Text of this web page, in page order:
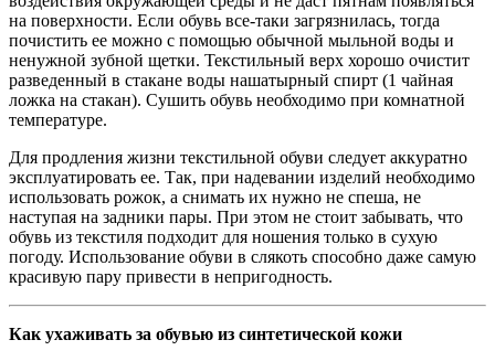
на поверхности. Если обувь все-таки загрязнилась, тогда
почистить ее можно с помощью обычной мыльной воды и
ненужной зубной щетки. Текстильный верх хорошо очистит
разведенный в стакане воды нашатырный спирт (1 чайная
ложка на стакан). Сушить обувь необходимо при комнатной
температуре.
Для продления жизни текстильной обуви следует аккуратно
эксплуатировать ее. Так, при надевании изделий необходимо
использовать рожок, а снимать их нужно не спеша, не
наступая на задники пары. При этом не стоит забывать, что
обувь из текстиля подходит для ношения только в сухую
погоду. Использование обуви в слякоть способно даже самую
красивую пару привести в непригодность.
Как ухаживать за обувью из синтетической кожи